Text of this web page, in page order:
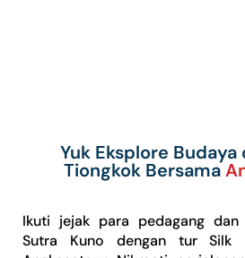
Yuk Eksplore Budaya
Tiongkok Bersama
Ikuti jejak para pedagang
Sutra Kuno dengan tur Silk